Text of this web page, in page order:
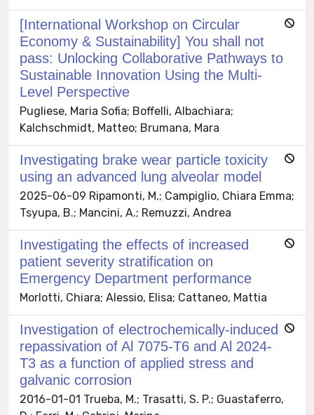
[International Workshop on Circular
Economy & Sustainability] You shall not
pass: Unlocking Collaborative Pathways to
Sustainable Innovation Using the Multi-
Level Perspective
Pugliese, Maria Sofia; Boffelli, Albachiara;
Kalchschmidt, Matteo; Brumana, Mara
Investigating brake wear particle toxicity
using an advanced lung alveolar model
2025-06-09 Ripamonti, M.; Campiglio, Chiara Emma;
Tsyupa, B.; Mancini, A.; Remuzzi, Andrea
Investigating the effects of increased
patient severity stratification on
Emergency Department performance
Morlotti, Chiara; Alessio, Elisa; Cattaneo, Mattia
Investigation of electrochemically-induced
repassivation of Al 7075-T6 and Al 2024-
T3 as a function of applied stress and
galvanic corrosion
2016-01-01 Trueba, M.; Trasatti, S. P.; Guastaferro,